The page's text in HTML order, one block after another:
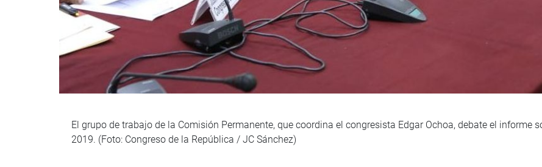
El grupo de trabajo de la Comisión Permanente, que coordina el congresista Edgar Ochoa, debate el informe
2019. (Foto: Congreso de la República / JC Sánchez)